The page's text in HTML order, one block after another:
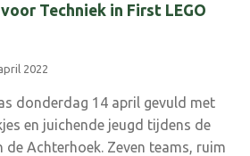
Techniek in First LEGO
2022
donderdag 14 april gevuld met
en juichende jeugd tijdens de
de Achterhoek. Zeven teams, ruim